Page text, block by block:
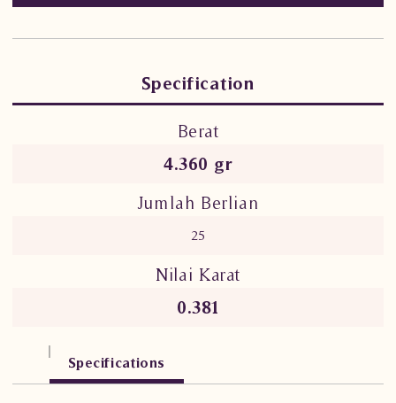
Specification
Berat
4.360 gr
Jumlah Berlian
25
Nilai Karat
0.381
Specifications